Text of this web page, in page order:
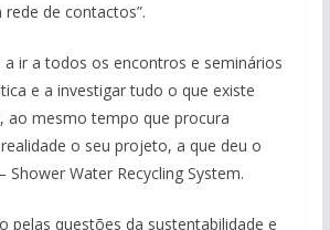
de contactos”.
a ir a todos os encontros e seminários
e a investigar tudo o que existe
ao mesmo tempo que procura
o seu projeto, a que deu o
Shower Water Recycling System.
pelas questões da sustentabilidade e